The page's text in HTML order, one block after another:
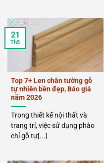
Top 7+ Len chân tường gỗ
tự nhiên bền đẹp, Báo giá
năm 2026
Trong thiết kế nội thất và
trang trí, việc sử dụng phào
chỉ gỗ tự[...]
21
Th5